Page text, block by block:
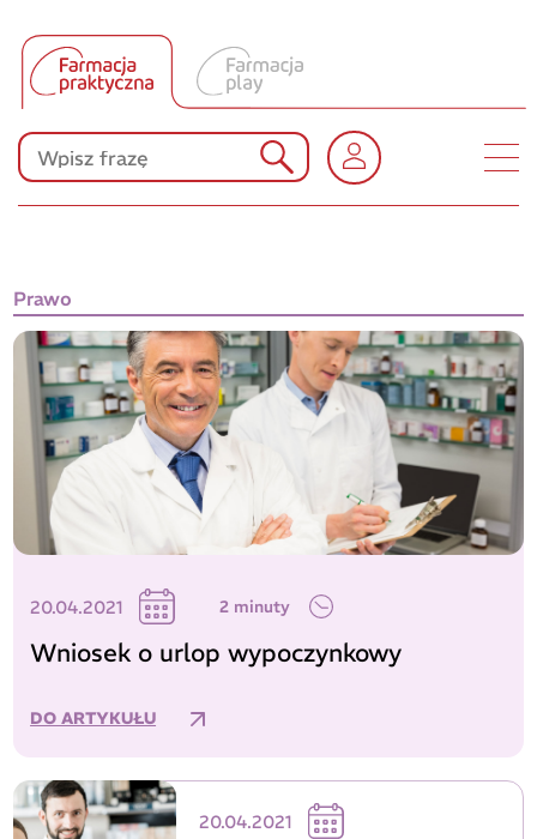
Produkty Polpharmy
KONKURSY
Prawo
20.04.2021 2 minuty
Wniosek o urlop wypoczynkowy
DO ARTYKUŁU
20.04.2021